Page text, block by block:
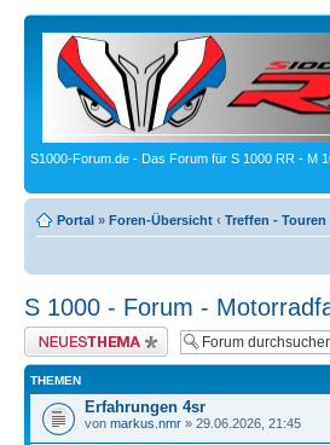
S1000-Forum.de - Das Forum für S 1000 RR - M
Portal » Foren-Übersicht ‹ Treffen - Touren
S 1000 - Forum -
Neues Thema erstellen
THEMEN
Erfahrungen 4sr
von markus.nmr » 29.06.2026, 21:45